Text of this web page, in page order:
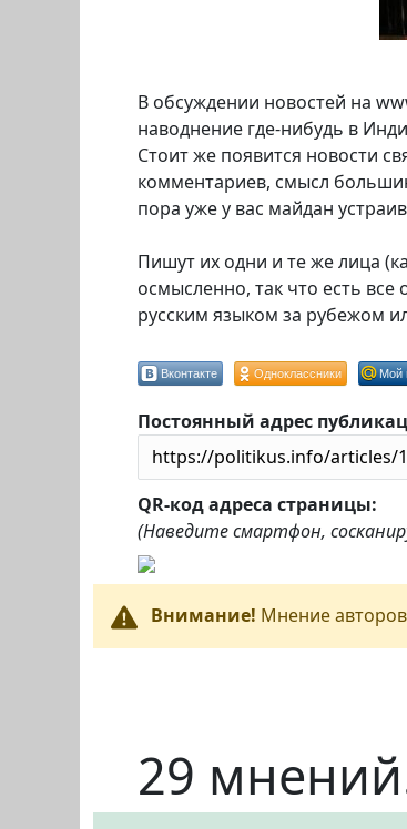
В обсуждении новостей на
наводнение где-нибудь в
Стоит же появится новости
комментариев, смысл
пора уже у вас майдан
Пишут их одни и те же лица
осмысленно, так что есть
русским языком за рубежом
Вконтакте Одноклассники Мой
Постоянный адрес
QR-код адреса страницы:
(Наведите смартфон,
Внимание! Мнение
29